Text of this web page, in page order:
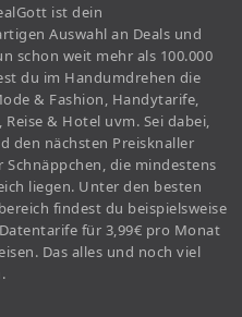
ist dein
Auswahl an Deals und
schon weit mehr als 100.000
du im Handumdrehen die
& Fashion, Handytarife,
& Hotel uvm. Sei dabei,
den nächsten Preisknaller
die mindestens
liegen. Unter den besten
findest du beispielsweise
für 3,99€ pro Monat
Das alles und noch viel